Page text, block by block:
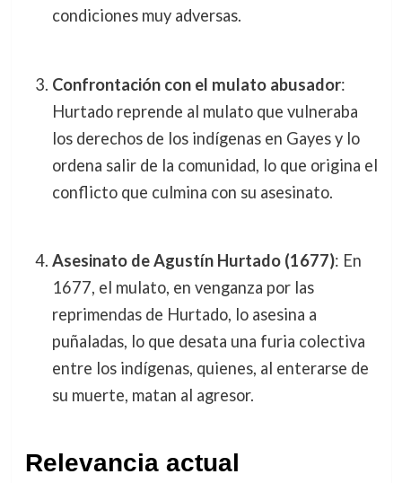
condiciones muy adversas.
Confrontación con el mulato abusador:
Hurtado reprende al mulato que vulneraba
los derechos de los indígenas en Gayes y lo
ordena salir de la comunidad, lo que origina el
conflicto que culmina con su asesinato.
Asesinato de Agustín Hurtado (1677): En
1677, el mulato, en venganza por las
reprimendas de Hurtado, lo asesina a
puñaladas, lo que desata una furia colectiva
entre los indígenas, quienes, al enterarse de
su muerte, matan al agresor.
Relevancia actual